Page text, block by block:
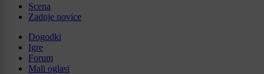
Scena
Zadnje novice
Dogodki
Igre
Forum
Mali oglasi